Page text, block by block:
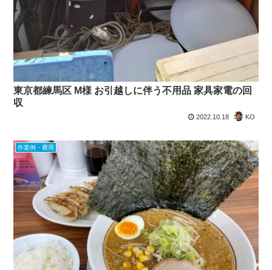
東京都練馬区 M様 お引越しに伴う不用品 家具家電の回
収
2022.10.18 KO
作業例・費用